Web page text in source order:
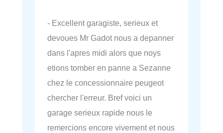
- Excellent garagiste, serieux et
devoues Mr Gadot nous a depanner
dans l'apres midi alors que noys
etions tomber en panne a Sezanne
chez le concessionnaire peugeot
chercher l'erreur. Bref voici un
garage serieux rapide nous le
remercions encore vivement et nous